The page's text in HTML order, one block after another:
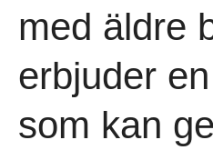
med äldre
erbjuder
som kan